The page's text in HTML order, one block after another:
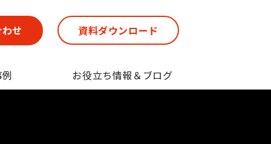
せ 資料ダウンロード
お役立ち情報＆ブログ